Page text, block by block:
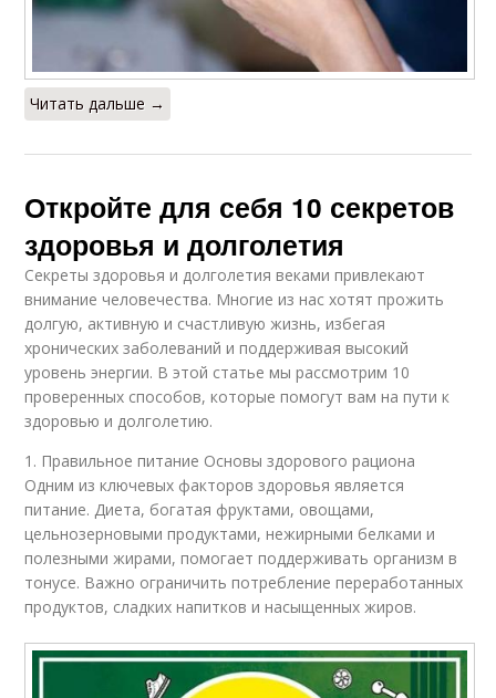
Читать дальше →
Откройте для себя 10 секретов
здоровья и долголетия
Секреты здоровья и долголетия веками привлекают
внимание человечества. Многие из нас хотят прожить
долгую, активную и счастливую жизнь, избегая
хронических заболеваний и поддерживая высокий
уровень энергии. В этой статье мы рассмотрим 10
проверенных способов, которые помогут вам на пути к
здоровью и долголетию.
1. Правильное питание Основы здорового рациона
Одним из ключевых факторов здоровья является
питание. Диета, богатая фруктами, овощами,
цельнозерновыми продуктами, нежирными белками и
полезными жирами, помогает поддерживать организм в
тонусе. Важно ограничить потребление переработанных
продуктов, сладких напитков и насыщенных жиров.